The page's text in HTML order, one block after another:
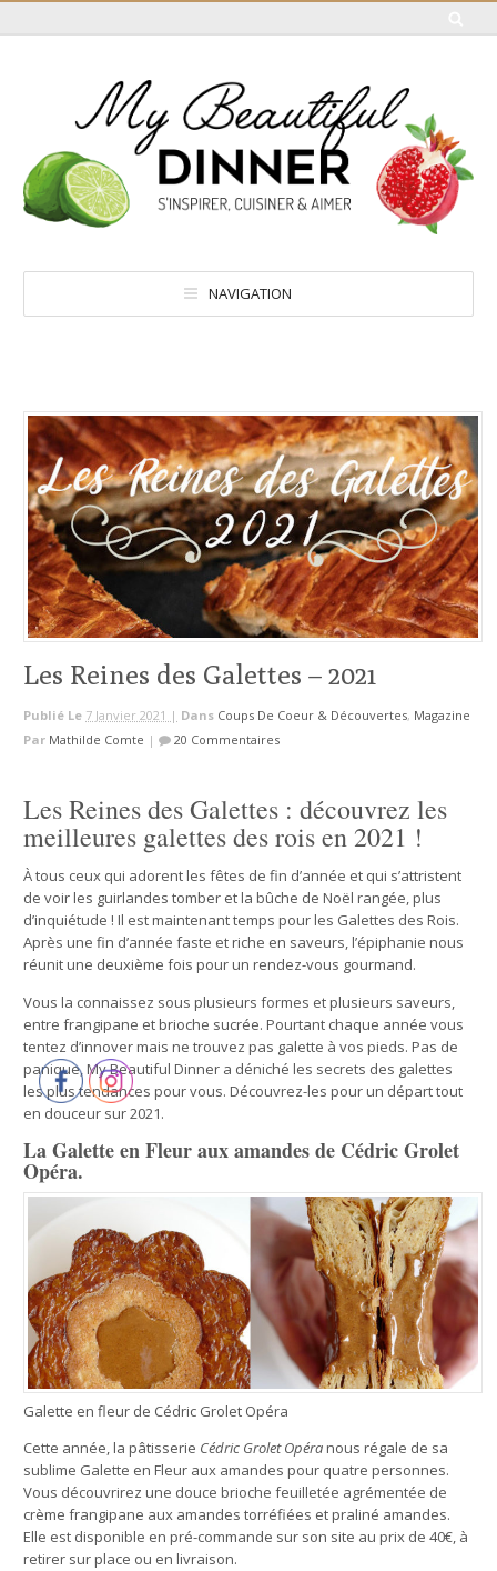
NAVIGATION
Les Reines des Galettes – 2021
Publié Le 7 Janvier 2021 | Dans Coups De Coeur & Découvertes, Magazine
Par Mathilde Comte | 20 Commentaires
Les Reines des Galettes : découvrez les
meilleures galettes des rois en 2021 !
À tous ceux qui adorent les fêtes de fin d’année et qui s’attristent
de voir les guirlandes tomber et la bûche de Noël rangée, plus
d’inquiétude ! Il est maintenant temps pour les Galettes des Rois.
Après une fin d’année faste et riche en saveurs, l’épiphanie nous
réunit une deuxième fois pour un rendez-vous gourmand.
Vous la connaissez sous plusieurs formes et plusieurs saveurs,
entre frangipane et brioche sucrée. Pourtant chaque année vous
tentez d’innover mais ne trouvez pas galette à vos pieds. Pas de
panique, My Beautiful Dinner a déniché les secrets des galettes
les plus tendances pour vous. Découvrez-les pour un départ tout
en douceur sur 2021.
La Galette en Fleur aux amandes de Cédric Grolet
Opéra.
Galette en fleur de Cédric Grolet Opéra
Cette année, la pâtisserie Cédric Grolet Opéranous régale de sa
sublime Galette en Fleur aux amandes pour quatre personnes.
Vous découvrirez une douce brioche feuilletée agrémentée de
crème frangipane aux amandes torréfiées et praliné amandes.
Elle est disponible en pré-commande sur son site au prix de 40€, à
retirer sur place ou en livraison.